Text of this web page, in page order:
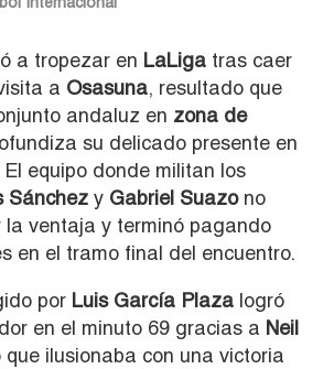
a tropezar en LaLiga tras caer
a Osasuna, resultado que
andaluz en zona de
su delicado presente en
equipo donde militan los
Sánchez y Gabriel Suazono
la ventaja y terminó pagando
en el tramo final del encuentro.
por Luis García Plaza logró
en el minuto 69 gracias a Neil
que ilusionaba con una victoria